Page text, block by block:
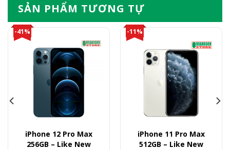
SẢN PHẨM TƯƠNG TỰ
-41%
iPhone 12 Pro Max
256GB – Like New
-11%
iPhone 11 Pro Max
512GB – Like New